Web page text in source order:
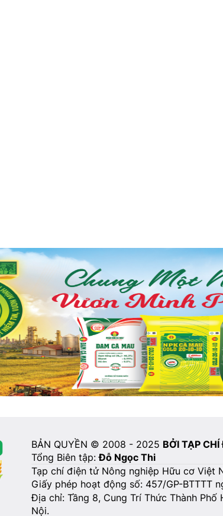
BẢN QUYỀN © 2008 - 2025 BỞI TẠP
Tổng Biên tập:Đỗ Ngọc Thi
Tạp chí điện tử Nông nghiệp Hữu cơ Việt
Giấy phép hoạt động số: 457/GP-BTTTT
Địa chỉ: Tầng 8, Cung Trí Thức Thành Phố
Nội.